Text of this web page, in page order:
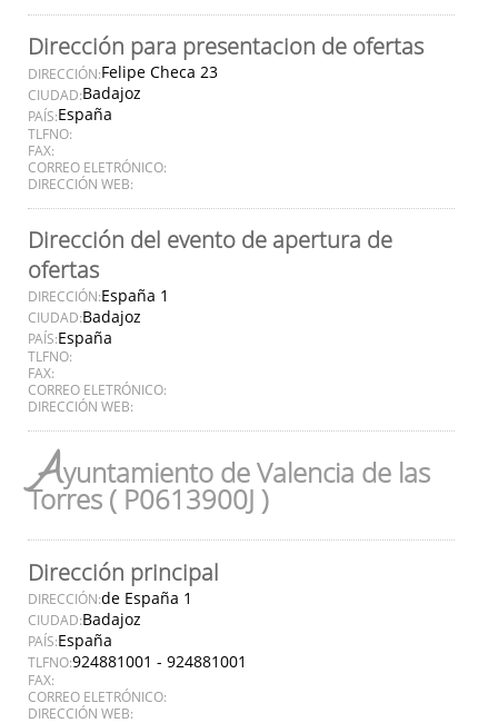
Dirección para presentacion de ofertas
DIRECCIÓN:Felipe Checa 23
CIUDAD:Badajoz
PAÍS:España
TLFNO:
FAX:
CORREO ELETRÓNICO:
DIRECCIÓN WEB:
Dirección del evento de apertura de
ofertas
DIRECCIÓN:España 1
CIUDAD:Badajoz
PAÍS:España
TLFNO:
FAX:
CORREO ELETRÓNICO:
DIRECCIÓN WEB:
Ayuntamiento de Valencia de las
Torres ( P0613900J )
Dirección principal
DIRECCIÓN:de España 1
CIUDAD:Badajoz
PAÍS:España
TLFNO:924881001 - 924881001
FAX:
CORREO ELETRÓNICO:
DIRECCIÓN WEB: